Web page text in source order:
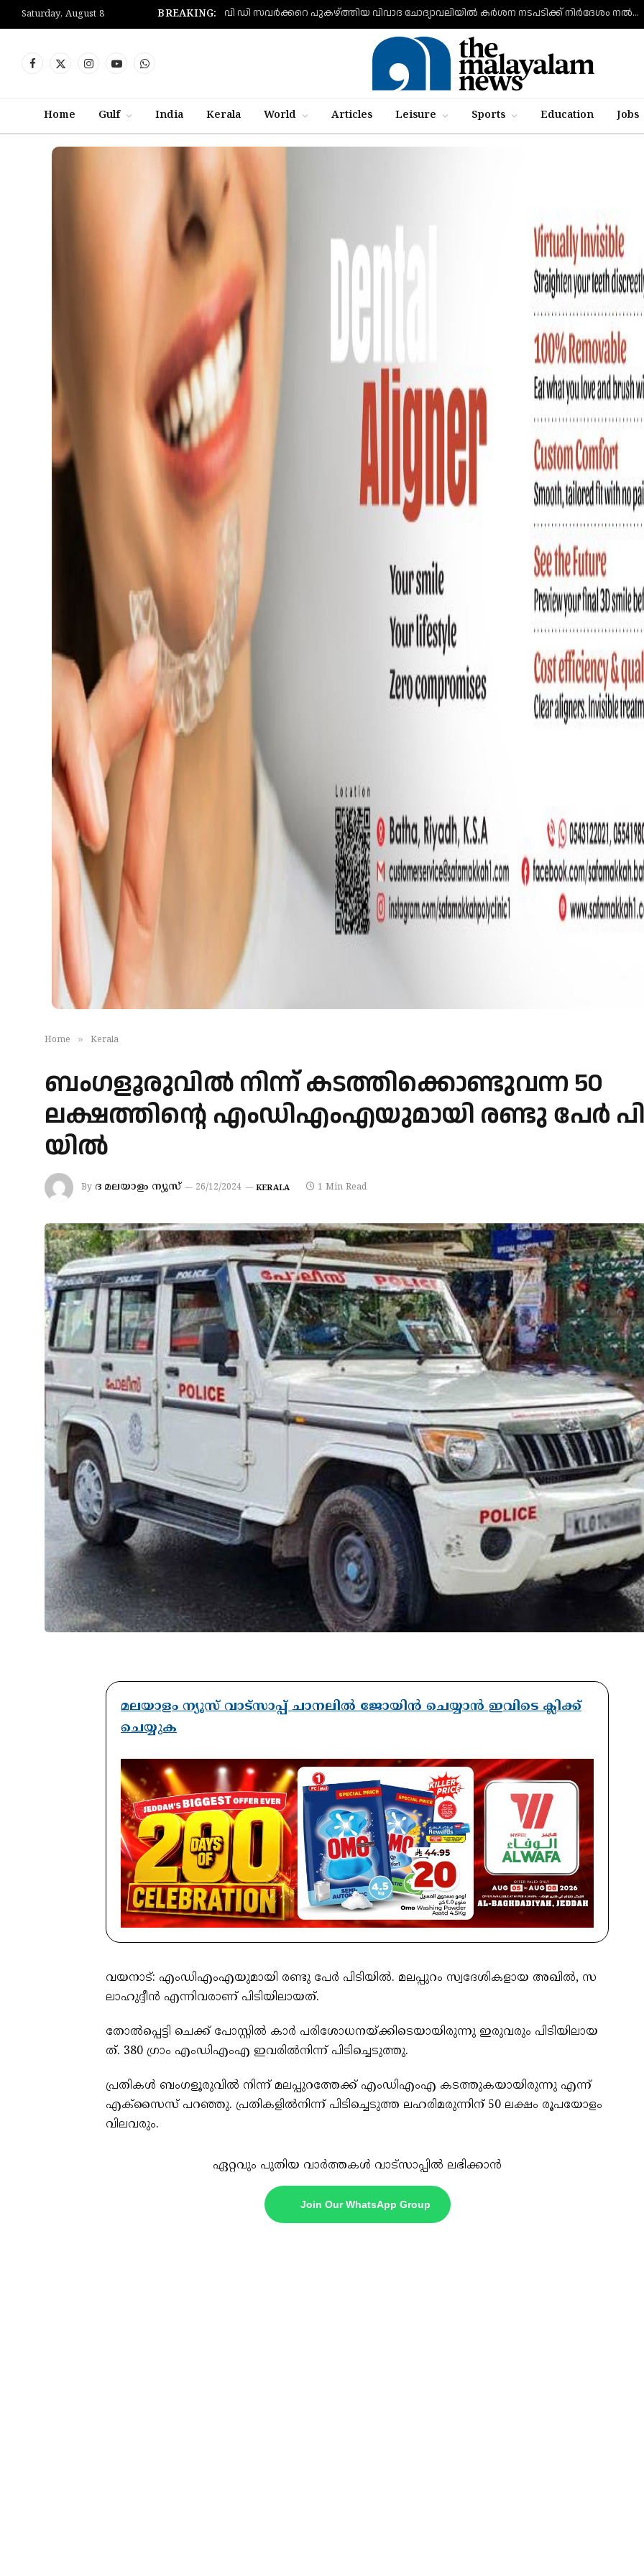
Saturday, August 8 BREAKING: വി ഡി സവര്‍ക്കറെ പുകഴ്ത്തിയ വിവാദ ചോദ്യാവലിയില്‍ കര്‍ശന നടപടിക്ക് നിര്‍ദേശം നല്‍കി വിദ്യാഭ്യാസ മന്ത്രി എന്‍ ഷംസുദ്ദീന്‍
Facebook
X
InstagramYouTubeWhatsApp
Home Gulf India Kerala World Articles Leisure Sports Education Jobs
Home » Kerala
ബം​ഗ​ളൂ​രു​വി​ൽ നി​ന്ന് ക​ട​ത്തി​ക്കൊ​ണ്ടു​വ​ന്ന 50
ലക്ഷത്തിന്റെ എം​ഡി​എം​എ​യു​മാ​യി ര​ണ്ടു പേ​ർ
യി​ൽ
By ദ മലയാളം ന്യൂസ് 26/12/2024 KERALA 1 Min Read
മലയാളം ന്യൂസ് വാട്സാപ്പ് ചാനലിൽ ജോയിൻ ചെയ്യാൻ ഇവിടെ ക്ലിക്ക്
ചെയ്യുക
വ​യ​നാ​ട്: എം​ഡി​എം​എ​യു​മാ​യി ര​ണ്ടു പേ​ർ പി​ടി​യി​ൽ. മ​ല​പ്പു​റം സ്വ​ദേ​ശി​ക​ളാ​യ അ​ഖി​ൽ, സ​
ലാ​ഹു​ദ്ദീ​ൻ എ​ന്നി​വ​രാ​ണ് പി​ടി​യി​ലാ​യ​ത്.
തോ​ൽ​പ്പെ​ട്ടി ചെ​ക്ക് പോ​സ്റ്റി​ൽ കാ​ർ പ​രി​ശോ​ധ​ന​യ്ക്കി​ടെ​യാ​യി​രു​ന്നു ഇ​രു​വ​രും പി​ടി​യി​ലാ​യ​
ത്. 380 ഗ്രാം ​എം​ഡി​എം​എ ഇ​വ​രി​ൽ​നി​ന്ന് പി​ടി​ച്ചെ​ടു​ത്തു.
പ്ര​തി​ക​ൾ ബം​ഗ​ളൂ​രു​വി​ൽ നി​ന്ന് മ​ല​പ്പു​റ​ത്തേ​ക്ക് എം​ഡി​എം​എ ക​ട​ത്തു​ക​യാ​യി​രു​ന്നു എ​ന്ന്
എ​ക്സൈ​സ് പ​റ​ഞ്ഞു. പ്ര​തി​ക​ളി​ൽ​നി​ന്ന് പി​ടി​ച്ചെ​ടു​ത്ത ല​ഹ​രി​മ​രു​ന്നി​ന് 50 ല​ക്ഷം രൂ​പ​യോ​ളം
വി​ല​വ​രും.
ഏറ്റവും പുതിയ വാർത്തകൾ വാട്സാപ്പിൽ ലഭിക്കാൻ
Join Our WhatsApp Group